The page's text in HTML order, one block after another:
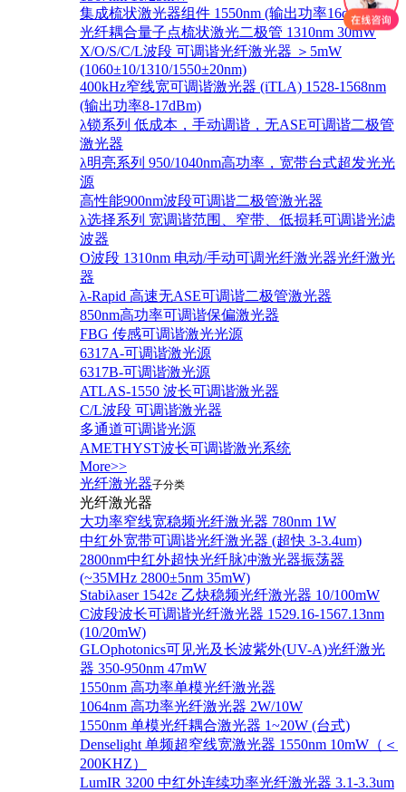
集成梳状激光器组件 1550nm (输出功率16dBm)
光纤耦合量子点梳状激光二极管 1310nm 30mW
X/O/S/C/L波段 可调谐光纤激光器 ＞5mW
(1060±10/1310/1550±20nm)
400kHz窄线宽可调谐激光器 (iTLA) 1528-1568nm
(输出功率8-17dBm)
λ锁系列 低成本，手动调谐，无ASE可调谐二极管
激光器
λ明亮系列 950/1040nm高功率，宽带台式超发光光
源
高性能900nm波段可调谐二极管激光器
λ选择系列 宽调谐范围、窄带、低损耗可调谐光滤
波器
O波段 1310nm 电动/手动可调光纤激光器光纤激光
器
λ-Rapid 高速无ASE可调谐二极管激光器
850nm高功率可调谐保偏激光器
FBG 传感可调谐激光光源
6317A-可调谐激光源
6317B-可调谐激光源
ATLAS-1550 波长可调谐激光器
C/L波段 可调谐激光器
多通道可调谐光源
AMETHYST波长可调谐激光系统
More>>
光纤激光器子分类
光纤激光器
大功率窄线宽稳频光纤激光器 780nm 1W
中红外宽带可调谐光纤激光器 (超快 3-3.4um)
2800nm中红外超快光纤脉冲激光器振荡器
(~35MHz 2800±5nm 35mW)
Stabiλaser 1542ε 乙炔稳频光纤激光器 10/100mW
C波段波长可调谐光纤激光器 1529.16-1567.13nm
(10/20mW)
GLOphotonics可见光及长波紫外(UV-A)光纤激光
器 350-950nm 47mW
1550nm 高功率单模光纤激光器
1064nm 高功率光纤激光器 2W/10W
1550nm 单模光纤耦合激光器 1~20W (台式)
Denselight 单频超窄线宽激光器 1550nm 10mW（＜
200KHZ）
LumIR 3200 中红外连续功率光纤激光器 3.1-3.3um